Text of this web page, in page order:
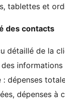
tablettes et
des contacts
détaillé de la
informations
: dépenses
dépenses à